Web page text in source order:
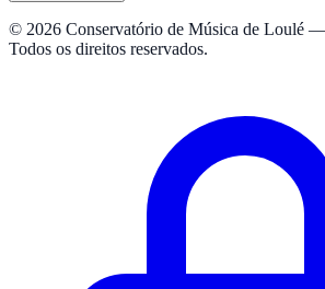
© 2026 Conservatório de Música de Loulé
Todos os direitos reservados.